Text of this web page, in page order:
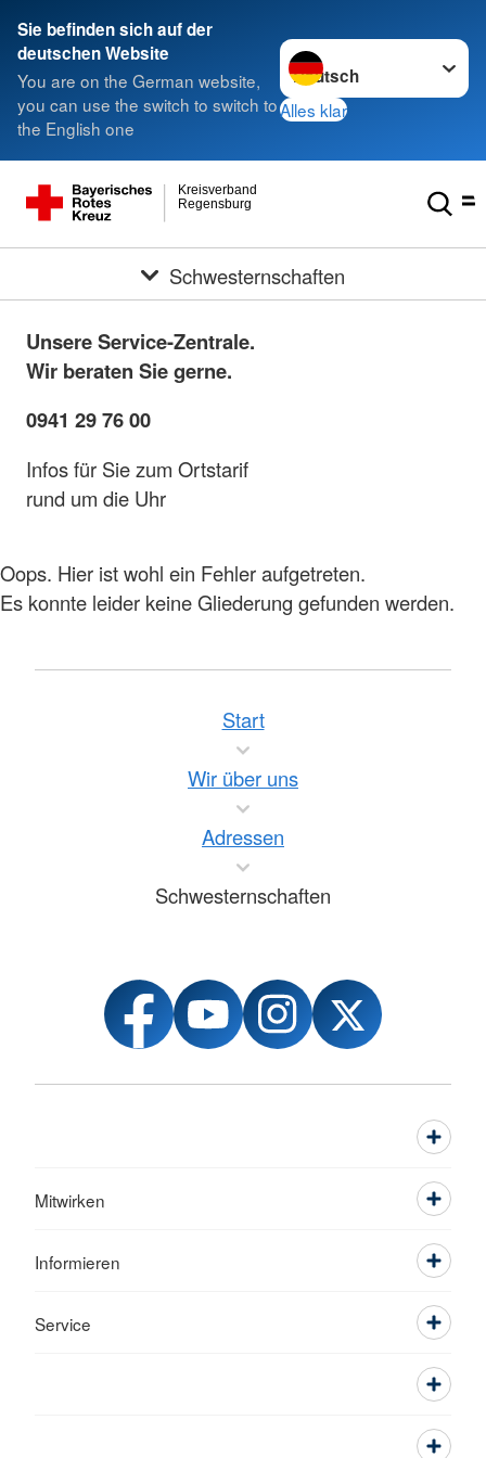
Sie befinden sich auf der
deutschen Website
You are on the German website,
you can use the switch to switch to
the English one
Sprache wechseln zu
Alles klar
Regensburg
Kreisverband
Schwesternschaften
Unsere Service-Zentrale.
Wir beraten Sie gerne.
0941 29 76 00
Infos für Sie zum Ortstarif
rund um die Uhr
Oops. Hier ist wohl ein Fehler aufgetreten.
Es konnte leider keine Gliederung gefunden werden.
Start
Wir über uns
Adressen
Schwesternschaften
Mitwirken
Informieren
Service